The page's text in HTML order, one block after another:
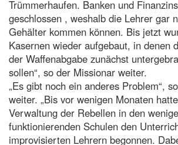
Trümmerhaufen. Banken und
geschlossen , weshalb die Lehrer gar
Gehälter kommen können. Bis jetzt
Kasernen wieder aufgebaut, in denen
der Waffenabgabe zunächst
sollen“, so der Missionar weiter.
„Es gibt noch ein anderes Problem“,
weiter. „Bis vor wenigen Monaten
Verwaltung der Rebellen in den
funktionierenden Schulen den
improvisierten Lehrern begonnen.